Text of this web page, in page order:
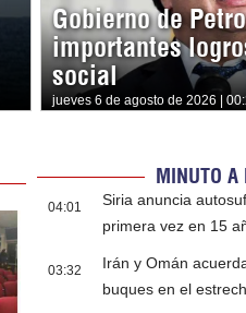
Gobierno de
importantes
social
jueves 6 de agosto de 2026 |
MINUTO A
04:01
Siria anuncia
primera vez en 15
03:32
Irán y Omán
buques en el